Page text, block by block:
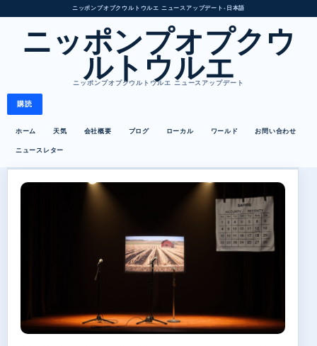
ニッポンプオプクウルトウルエ ニュースアップデート • 日本語
ニッポンプオプクウ
ルトウルエ
ニッポンプオプクウルトウルエ ニュースアップデート
購読
ホーム 天気 会社概要 ブログ ローカル ワールド お問い合わせ
ニュースレター